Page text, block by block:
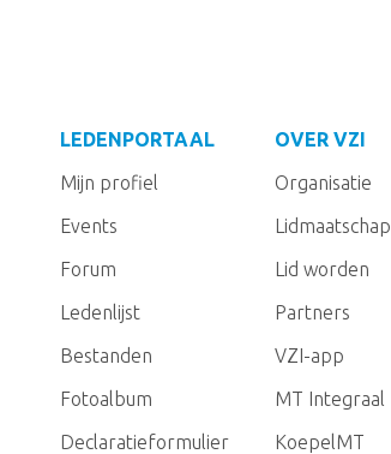
LEDENPORTAAL
Mijn profiel
Events
Forum
Ledenlijst
Bestanden
Fotoalbum
Declaratieformulier
OVER VZI
Organisatie
Lidmaatschap
Lid worden
Partners
VZI-app
MT Integraal
KoepelMT